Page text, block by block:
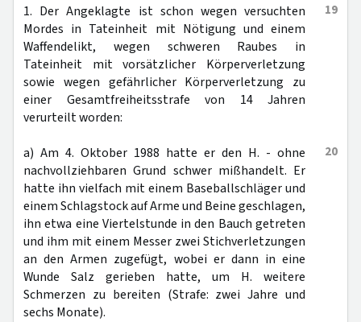
19
1. Der Angeklagte ist schon wegen versuchten
Mordes in Tateinheit mit Nötigung und einem
Waffendelikt, wegen schweren Raubes in
Tateinheit mit vorsätzlicher Körperverletzung
sowie wegen gefährlicher Körperverletzung zu
einer Gesamtfreiheitsstrafe von 14 Jahren
verurteilt worden:
20
a) Am 4. Oktober 1988 hatte er den H. - ohne
nachvollziehbaren Grund schwer mißhandelt. Er
hatte ihn vielfach mit einem Baseballschläger und
einem Schlagstock auf Arme und Beine geschlagen,
ihn etwa eine Viertelstunde in den Bauch getreten
und ihm mit einem Messer zwei Stichverletzungen
an den Armen zugefügt, wobei er dann in eine
Wunde Salz gerieben hatte, um H. weitere
Schmerzen zu bereiten (Strafe: zwei Jahre und
sechs Monate).